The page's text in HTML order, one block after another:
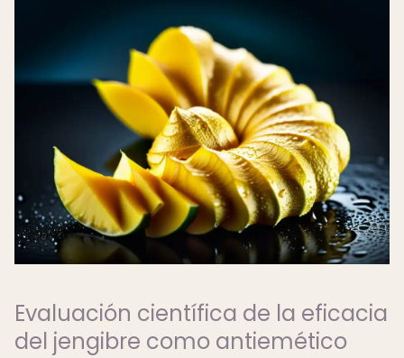
Evaluación científica de la eficacia
del jengibre como antiemético